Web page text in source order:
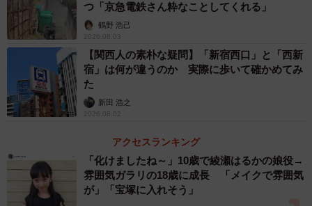
一方、車庫に休んでいたオリジナル顔の1000系もいまし
た。余談ですが、水帯のせいか、埼玉県の秩父鉄道に存在
した元7000系（秩父鉄道2000系）に似ていますね。
つ「京急電鉄さん粋なことしてくれる」
鶴野 浩己
2026.08.03
【関西人の素朴な疑問】「新宿西口」と「西新
宿」は何が違うのか 実際に歩いて確かめてみ
た
新田 浩之
2026.08.02
アクセスランキング
「化けましたね～」10歳で綾瀬はるかの娘役→
雰囲気ガラリの18歳に成長 「メイクで雰囲気
が」「宝塚に入れそう」